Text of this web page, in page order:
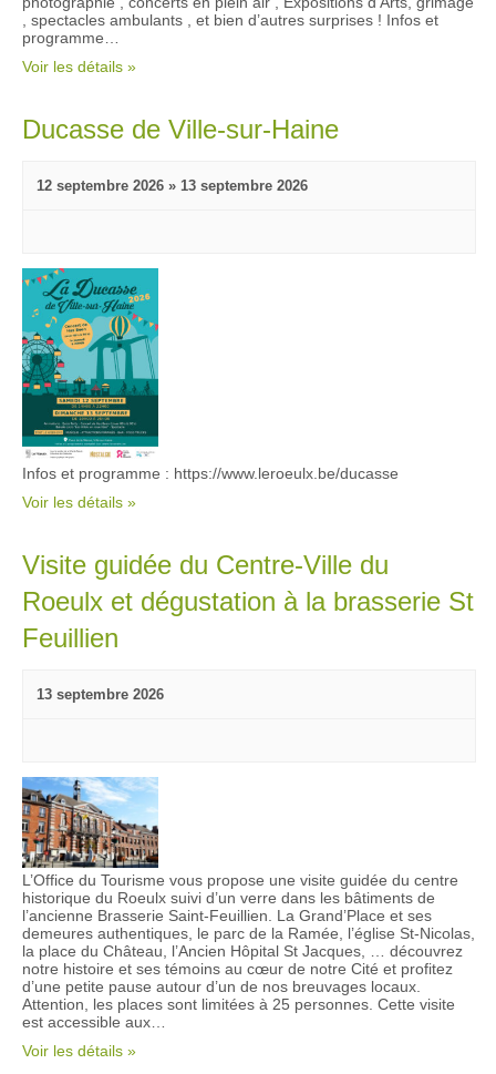
, spectacles ambulants , et bien d’autres surprises ! Infos et
programme…
Voir les détails »
Ducasse de Ville-sur-Haine
12 septembre 2026 » 13 septembre 2026
Infos et programme : https://www.leroeulx.be/ducasse
Voir les détails »
Visite guidée du Centre-Ville du
Roeulx et dégustation à la brasserie St
Feuillien
13 septembre 2026
L’Office du Tourisme vous propose une visite guidée du centre
historique du Roeulx suivi d’un verre dans les bâtiments de
l’ancienne Brasserie Saint-Feuillien. La Grand’Place et ses
demeures authentiques, le parc de la Ramée, l’église St-Nicolas,
la place du Château, l’Ancien Hôpital St Jacques, … découvrez
notre histoire et ses témoins au cœur de notre Cité et profitez
d’une petite pause autour d’un de nos breuvages locaux.
Attention, les places sont limitées à 25 personnes. Cette visite
est accessible aux…
Voir les détails »